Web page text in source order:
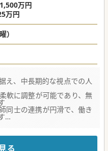
万円
万円
）
え、中長期的な視点での人
軟に調整が可能であり、無
同士の連携が円滑で、働き
、シームレスな医療提供体
。
る